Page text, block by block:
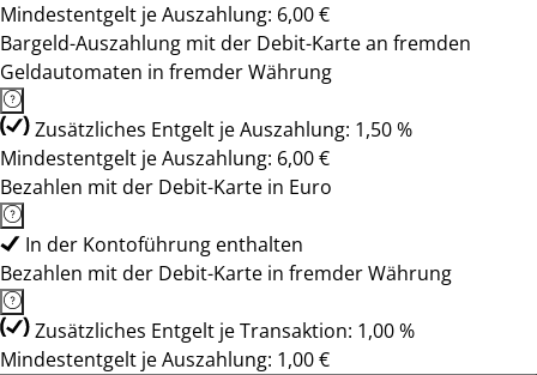
Mindestentgelt je Auszahlung: 6,00 €
Bargeld-Auszahlung mit der Debit-Karte an fremden
Geldautomaten in fremder Währung
Zusätzliches Entgelt je Auszahlung: 1,50 %
Mindestentgelt je Auszahlung: 6,00 €
Bezahlen mit der Debit-Karte in Euro
In der Kontoführung enthalten
Bezahlen mit der Debit-Karte in fremder Währung
Zusätzliches Entgelt je Transaktion: 1,00 %
Mindestentgelt je Auszahlung: 1,00 €